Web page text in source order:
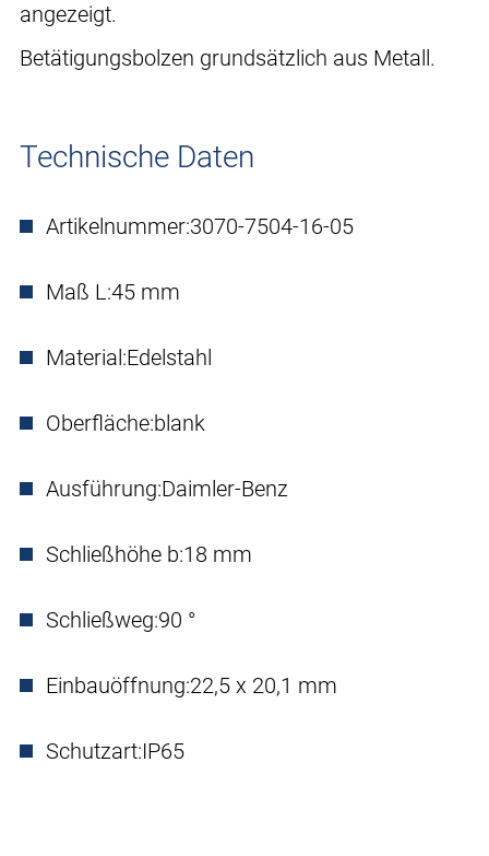
angezeigt.
Betätigungsbolzen grundsätzlich aus Metall.
Technische Daten
Artikelnummer:3070-7504-16-05
Maß L:45 mm
Material:Edelstahl
Oberfläche:blank
Ausführung:Daimler-Benz
Schließhöhe b:18 mm
Schließweg:90 °
Einbauöffnung:22,5 x 20,1 mm
Schutzart:IP65